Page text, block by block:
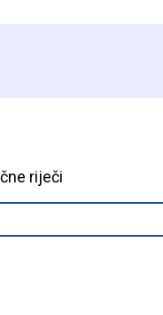
riječi